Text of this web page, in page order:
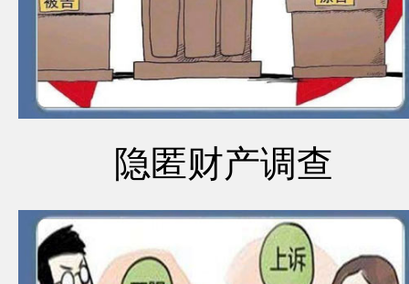
隐匿财产调查